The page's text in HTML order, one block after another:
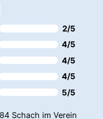
2/5
4/5
4/5
4/5
5/5
Schach im Verein